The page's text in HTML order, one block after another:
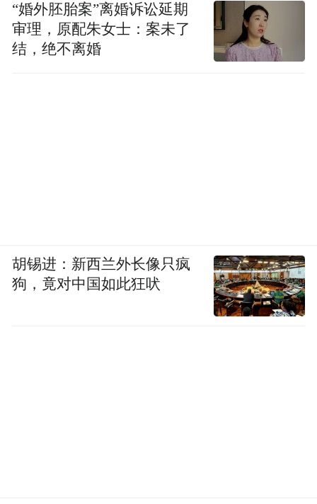
“婚外胚胎案”离婚诉讼延期
审理，原配朱女士：案未了
结，绝不离婚
胡锡进：新西兰外长像只疯
狗，竟对中国如此狂吠